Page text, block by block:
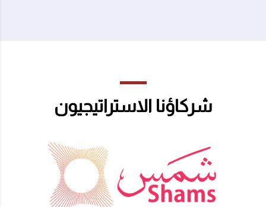
شركاؤنا الاستراتيجيون